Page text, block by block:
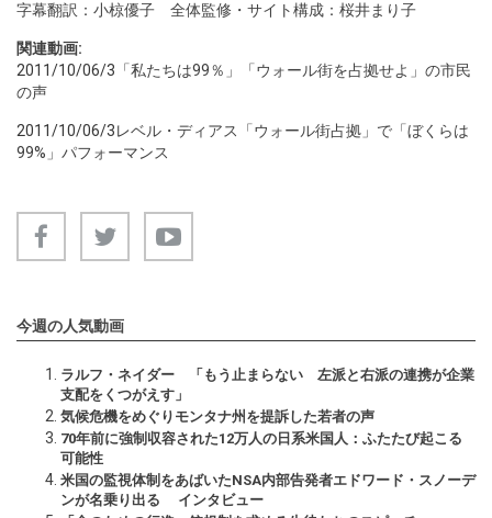
字幕翻訳：小椋優子 全体監修・サイト構成：桜井まり子
関連動画:
2011/10/06/3 「私たちは99％」「ウォール街を占拠せよ」の市民
の声
2011/10/06/3レベル・ディアス「ウォール街占拠」で「ぼくらは
99%」パフォーマンス
今週の人気動画
ラルフ・ネイダー 「もう止まらない 左派と右派の連携が企業
支配をくつがえす」
気候危機をめぐりモンタナ州を提訴した若者の声
70年前に強制収容された12万人の日系米国人：ふたたび起こる
可能性
米国の監視体制をあばいたNSA内部告発者エドワード・スノーデ
ンが名乗り出る インタビュー